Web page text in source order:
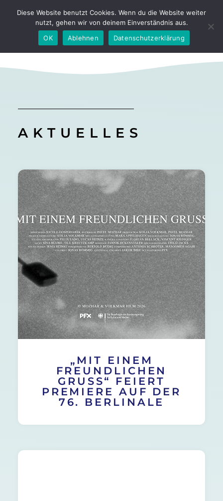
AKTUELLES
„MIT EINEM
FREUNDLICHEN
GRUSS“ FEIERT P
REMIERE AUF DER 7
6. BERLINALE
Diese Website benutzt Cookies. Wenn du die Website weiter
nutzt, gehen wir von deinem Einverständnis aus.
OK
Ablehnen Datenschutzerklärung